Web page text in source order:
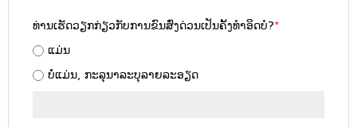
ທ່ານເຮັດວຽກກ່ຽວກັບການຂົນສົ່ງດ່ວນເປັນຄັ້ງທຳອິດບໍ?*
ແມ່ນ
ບໍ່ແມ່ນ, ກະລຸນາລະບຸລາຍລະອຽດ